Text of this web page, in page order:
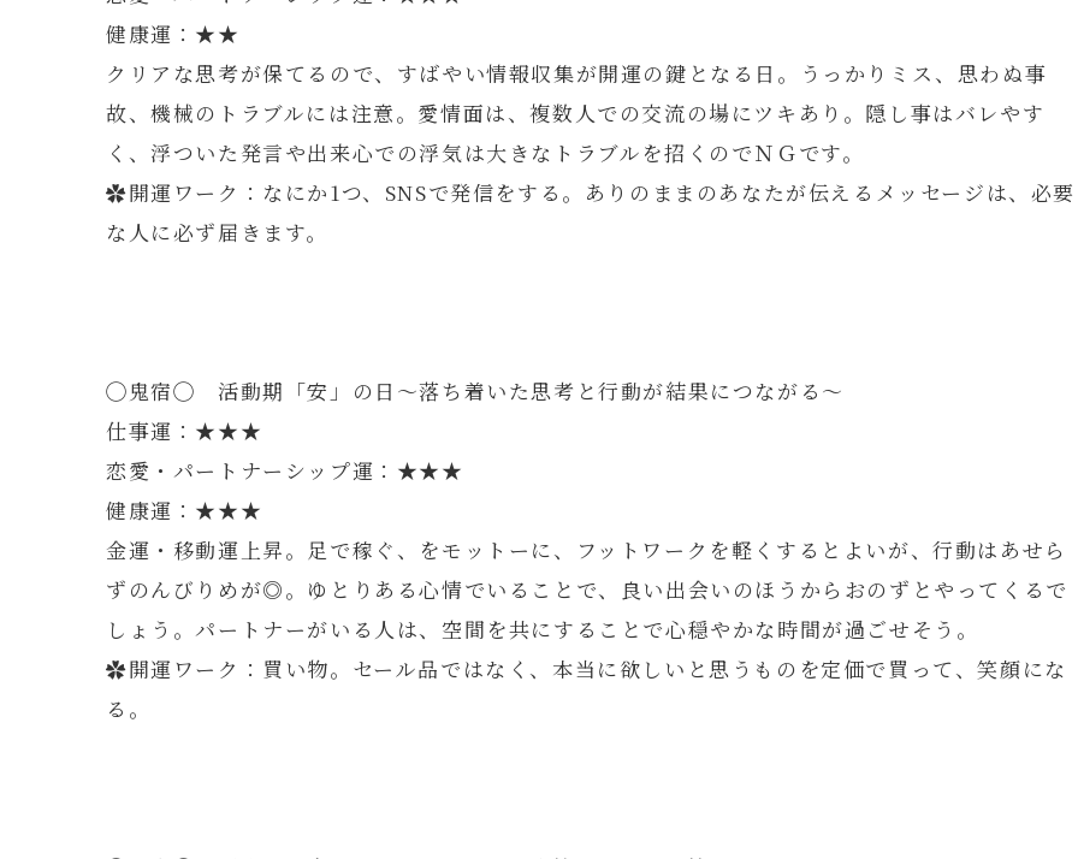
健康運：★★
クリアな思考が保てるので、すばやい情報収集が開運の鍵となる日。うっかりミス、思わぬ事
故、機械のトラブルには注意。愛情面は、複数人での交流の場にツキあり。隠し事はバレやす
く、浮ついた発言や出来心での浮気は大きなトラブルを招くのでＮＧです。
✿開運ワーク：なにか1つ、SNSで発信をする。ありのままのあなたが伝えるメッセージは、必要
な人に必ず届きます。
◯鬼宿◯ 活動期「安」の日～落ち着いた思考と行動が結果につながる～
仕事運：★★★
恋愛・パートナーシップ運：★★★
健康運：★★★
金運・移動運上昇。足で稼ぐ、をモットーに、フットワークを軽くするとよいが、行動はあせら
ずのんびりめが◎。ゆとりある心情でいることで、良い出会いのほうからおのずとやってくるで
しょう。パートナーがいる人は、空間を共にすることで心穏やかな時間が過ごせそう。
✿開運ワーク：買い物。セール品ではなく、本当に欲しいと思うものを定価で買って、笑顔にな
る。